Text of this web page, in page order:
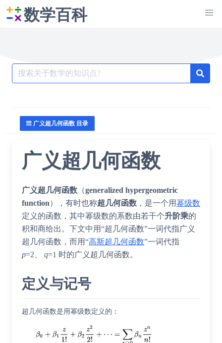
数学百科
Search
for:
广义超几何函数 目录
广义超几何函数
广义超几何函数 （generalized hypergeometric
function），有时也称超几何函数 ，是一个用幂级数
定义的函数，其中幂级数的系数由若干个升阶乘的
积和商给出。下文中用“超几何函数”一词代指广义
超几何函数，而用“高斯超几何函数”一词代指
p=2 q=1 时的广义超几何函数。
定义与记号
超几何函数是用幂级数定义的：